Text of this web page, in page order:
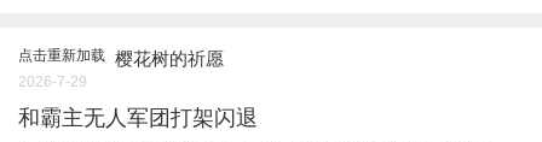
点击重新加载 樱花树的祈愿
2026-7-29
和霸主无人军团打架闪退